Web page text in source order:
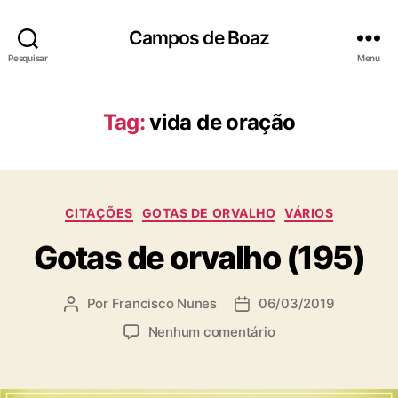
Pesquisar
Campos de Boaz
Menu
Tag:vida de oração
C
t
e
o
r
s
CITAÇÕES GOTAS DE ORVALHO VÁRIOS
Gotas de orvalho (195)
A Por Francisco Nunes
D 06/03/2019
Nenhum comentárioe
o